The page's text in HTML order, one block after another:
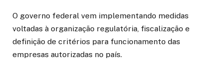
O governo federal vem implementando medidas
voltadas à organização regulatória, fiscalização e
definição de critérios para funcionamento das
empresas autorizadas no país.